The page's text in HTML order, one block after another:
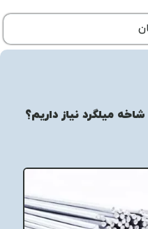
میلگرد نیاز داریم؟